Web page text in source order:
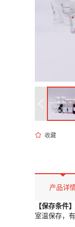
收藏
产品描述
【保存条件】
室温保存，
【概述】
产品详
【保存条件】
室温保存，